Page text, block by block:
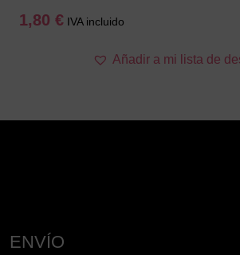
1,80 € IVA incluido
Añadir a mi lista de
ENVÍO